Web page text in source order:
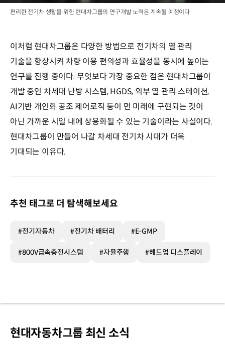
편리한 전기차 생활을 위한 현대차그룹의 연구개발 노력은 계속될 예정이다
이처럼 현대차그룹은 다양한 방법으로 전기차의 열 관리
기술을 향상시켜 차량 이용 편의성과 효율성을 동시에 높이는
연구를 진행 중이다. 무엇보다 가장 중요한 점은 현대차그룹이
개발 중인 차세대 난방 시스템, HGDS, 외부 열 관리 스테이션,
AI기반 개인화 공조 제어로직 등이 먼 미래에 구현되는 것이
아닌 가까운 시일 내에 상용화될 수 있는 기술이라는 사실이다.
현대차그룹이 만들어 나갈 차세대 전기차 시대가 더욱
기대되는 이유다.
추천 태그로 더 탐색해보세요
#전기자동차 #전기차 배터리 #E-GMP
#800V급속충전시스템 #자율주행 #헤드업 디스플레이
현대자동차그룹 최신 소식